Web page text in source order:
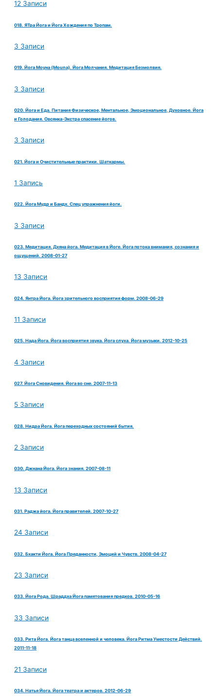
12 Записи
018. ЯТра Йога и Йога Хождения по Тропам.
3 Записи
019. Йога Моуна (Mouna). Йога Молчания. Медитация Безмолвия.
3 Записи
020. Йога и Еда. Питания Физическое, Ментальное, Эмоциональное, Духовное. Йога
и Голодания. Овсянка-Экстра спасение йогов.
3 Записи
021. Йога и Очистительные практики. Шаткармы.
1 Запись
022. Йога Мудр и Бандх. Спец упражнения йоги.
3 Записи
023. Медитация. Дхяна йога. Медитация в Йоге. Йога потока внимания, сознания и
ощущений. 2008-01-27
13 Записи
024. Янтра Йога. Йога зрительного восприятия форм. 2008-06-29
11 Записи
025. Нада Йога. Йога восприятия звука. Йога слуха. Йога музыки. 2012-10-25
4 Записи
027. Йога Сновидения. Йога во сне. 2007-11-13
5 Записи
028. Нидра Йога. Йога переходных состояний бытия.
2 Записи
030. Джнана Йога. Йога знания. 2007-08-11
13 Записи
031. Раджа йога. Йога правителей. 2007-10-27
24 Записи
032. Бхакти Йога. Йога Преданности, Эмоций и Чувств. 2008-04-27
23 Записи
033. Йога Рода. Шраддха Йога памятования предков. 2010-05-16
33 Записи
033. Рита Йога. Йога танца вселенной и человека. Йога Ритма Уместости Действий.
2011-11-18
21 Записи
034. Натья Йога. Йога театра и актеров. 2012-06-29